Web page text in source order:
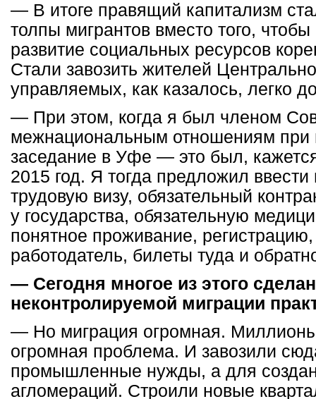
— В итоге правящий капитализм
толпы мигрантов вместо того,
развитие социальных ресурсов
Стали завозить жителей
управляемых, как казалось, легко
— При этом, когда я был членом
межнациональным отношениям при
заседание в Уфе — это был,
2015 год. Я тогда предложил ввести
трудовую визу, обязательный
у государства, обязательную
понятное проживание, регистрацию,
работодатель, билеты туда и
— Сегодня многое из этого
неконтролируемой миграции
— Но миграция огромная.
огромная проблема. И завозили
промышленные нужды, а для
агломераций. Строили новые